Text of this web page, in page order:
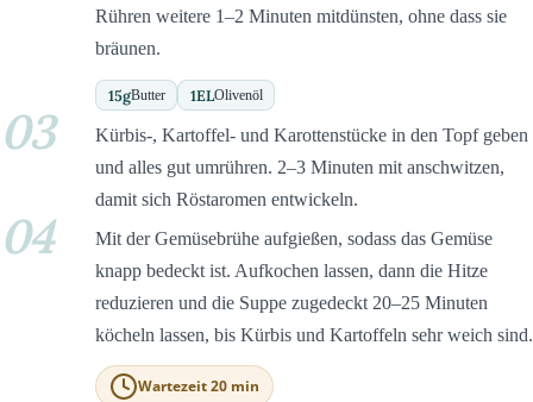
Rühren weitere 1–2 Minuten mitdünsten, ohne dass sie
bräunen.
15gButter 1ELOlivenöl
03
Kürbis-, Kartoffel- und Karottenstücke in den Topf geben
und alles gut umrühren. 2–3 Minuten mit anschwitzen,
damit sich Röstaromen entwickeln.
04
Mit der Gemüsebrühe aufgießen, sodass das Gemüse
knapp bedeckt ist. Aufkochen lassen, dann die Hitze
reduzieren und die Suppe zugedeckt 20–25 Minuten
köcheln lassen, bis Kürbis und Kartoffeln sehr weich sind.
Wartezeit 20 min